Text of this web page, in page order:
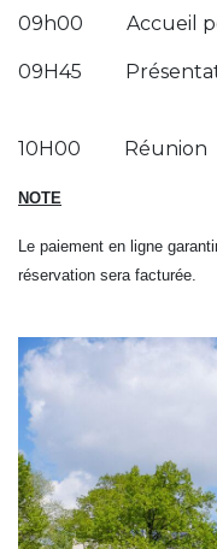
09h00 Accueil
09H45
10H00 Réunion
NOTE
Le paiement en ligne
réservation sera facturée.